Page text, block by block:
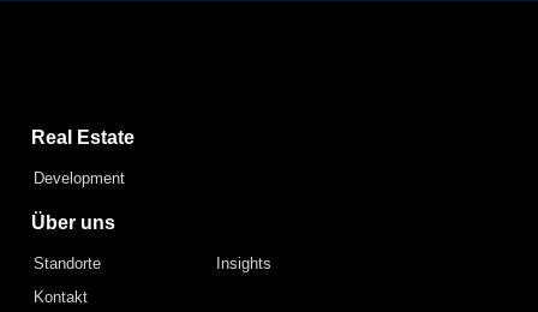
Real Estate
Development
Über uns
Standorte
Insights
Kontakt